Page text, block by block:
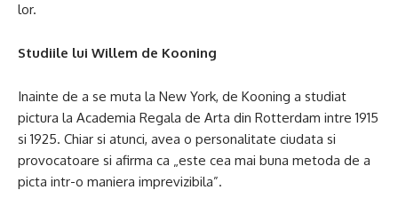
lor.
Studiile lui Willem de Kooning
Inainte de a se muta la New York, de Kooning a studiat
pictura la Academia Regala de Arta din Rotterdam intre 1915
si 1925. Chiar si atunci, avea o personalitate ciudata si
provocatoare si afirma ca „este cea mai buna metoda de a
picta intr-o maniera imprevizibila”.